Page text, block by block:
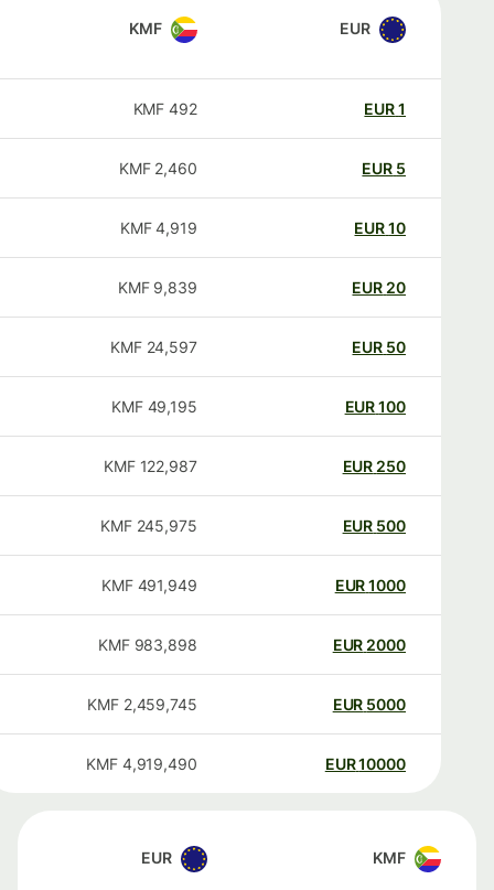
EUR
KMF
EUR
492
KMF
EUR
2,460
KMF
EUR
4,919
KMF
20
EUR
9,839
KMF
50
EUR
24,597
KMF
100
EUR
49,195
KMF
250
EUR
122,987
KMF
500
EUR
245,975
KMF
1000
EUR
491,949
KMF
2000
EUR
983,898
KMF
5000
EUR
2,459,745
KMF
10000
EUR
4,919,490
KMF
KMF
EUR